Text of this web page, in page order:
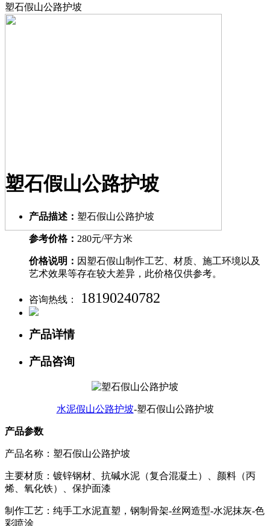
塑石假山公路护坡
塑石假山公路护坡
产品描述： 塑石假山公路护坡
参考价格： 280元/平方米
价格说明： 因塑石假山制作工艺、材质、施工环境以及
艺术效果等存在较大差异，此价格仅供参考。
咨询热线： 18190240782
产品详情
产品咨询
水泥假山公路护坡-塑石假山公路护坡
产品参数
产品名称： 塑石假山公路护坡
主要材质：镀锌钢材、抗碱水泥（复合混凝土）、颜料（丙
烯、氧化铁）、保护面漆
制作工艺：纯手工水泥直塑，钢制骨架-丝网造型-水泥抹灰-色
彩喷涂